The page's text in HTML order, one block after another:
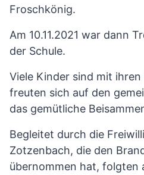
Froschkönig.
Am 10.11.2021 war dann
der Schule.
Viele Kinder sind mit
freuten sich auf den
das gemütliche
Begleitet durch die
Zotzenbach, die den
übernommen hat, folgten